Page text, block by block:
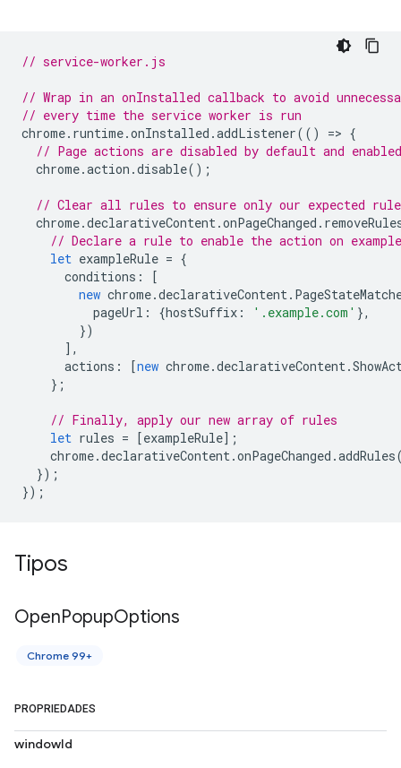
// service-worker.js
// Wrap in an onInstalled callback to avoid
// every time the service worker is run
chrome. runtime.onInstalled .addListener(() => {
// Page actions are disabled by default and
chrome.action .disable();
// Clear all rules to ensure only our expected
chrome.declarativeContent.onPageChanged .
// Declare a rule to enable the action on
let exampleRule = {
conditions :
[
new chrome.declarativeContent.
pageUrl : {hostSuffix : '.example.com' },
})
],
actions : [new chrome.declarativeContent.
};
// Finally, apply our new array of rules
let rules = [exampleRule];
chrome.declarativeContent.onPageChanged .addRules
});
});
Tipos
OpenPopupOptions
Chrome 99+
PROPRIEDADES
windowId